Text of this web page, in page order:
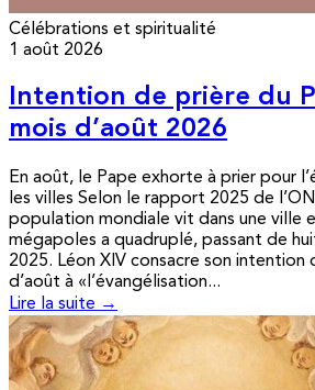
Célébrations et spiritualité
1 août 2026
Intention de prière du
mois d’août 2026
En août, le Pape exhorte à prier pour
les villes Selon le rapport 2025 de
population mondiale vit dans une ville
mégapoles a quadruplé, passant de
2025. Léon XIV consacre son intention
d’août à «l’évangélisation...
Lire la suite →